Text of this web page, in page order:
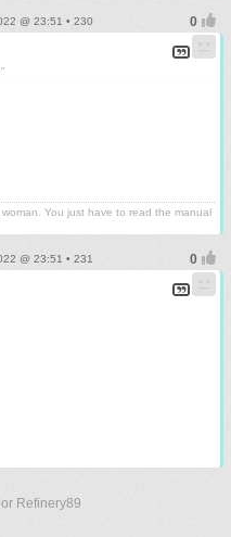
@ 23:51 • 230
You just have to read the manual
@ 23:51 • 231
Refinery89